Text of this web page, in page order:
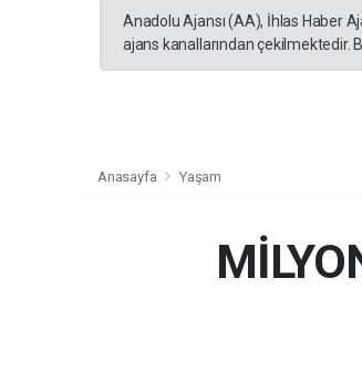
Anadolu Ajansı (AA), İhlas Haber
ajans kanallarından
Anasayfa Yaşam